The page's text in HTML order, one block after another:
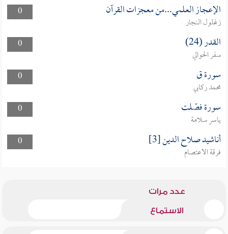
0 الإعجاز العلمي...من معجزات القرآن
زغلول النجار
0
القدر (24)
سفر الحوالي
0
سورة ق
محمد ركابي
0
سورة فصّلت
ياسر سلامة
0
أناشيد صلاح الدين [3]
فرقة الاعتصام
عدد مرات
الاستماع